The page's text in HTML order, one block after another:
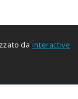
da Interactive